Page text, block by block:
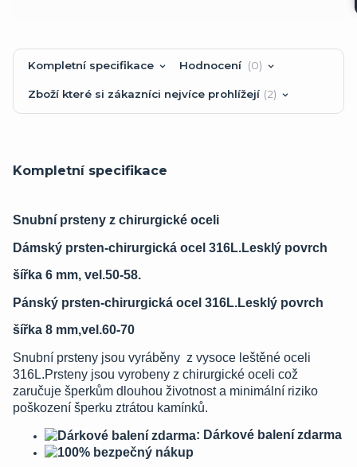
Kompletní specifikace Hodnocení 0
Zboží které si zákazníci nejvíce prohlížejí 2
Kompletní specifikace
Snubní prsteny z chirurgické oceli
Dámský prsten-chirurgická ocel 316L.Lesklý povrch
šířka 6 mm, vel.50-58.
Pánský prsten-chirurgická ocel 316L.Lesklý povrch
šířka 8 mm,vel.60-70
Snubní prsteny jsou vyráběny z vysoce leštěné oceli
316L.Prsteny jsou vyrobeny z chirurgické oceli což
zaručuje šperkům dlouhou životnost a minimální riziko
poškození šperku ztrátou kamínků.
: Dárkové balení zdarma